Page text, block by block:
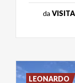
da
LEONARDO